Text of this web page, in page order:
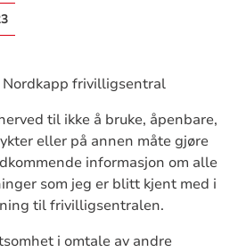
frivilligsentral
til ikke å bruke, åpenbare,
eller på annen måte gjøre
informasjon om alle
som jeg er blitt kjent med i
til frivilligsentralen.
i omtale av andre